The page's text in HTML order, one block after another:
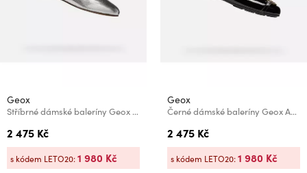
Geox
Stříbrné dámské baleríny Geox Marsilea
2 475 Kč
s kódem LETO20:1 980 Kč
Geox
Černé dámské baleríny Geox Annytah
2 475 Kč
s kódem LETO20:1 980 Kč